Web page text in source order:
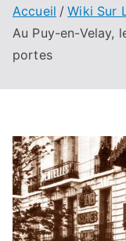
Accueil
Wiki Sur
Au Puy-en-Velay,
portes